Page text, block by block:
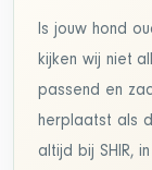
Is jouw hond
kijken wij niet
passend en
herplaatst als
altijd bij SHIR,